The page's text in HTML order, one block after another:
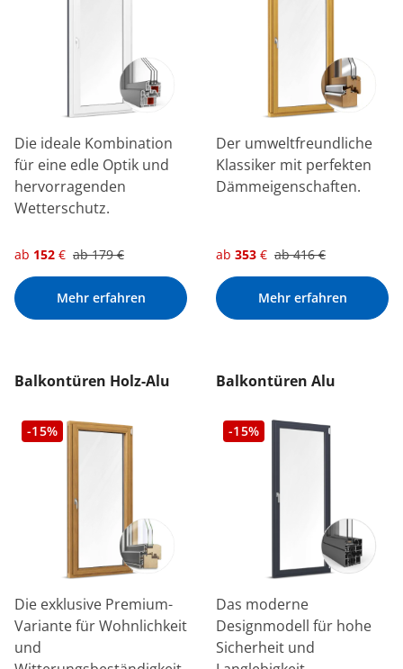
Die ideale Kombination
für eine edle Optik und
hervorragenden
Wetterschutz.
ab 152 € ab179€
Mehr erfahren
Der umweltfreundliche
Klassiker mit perfekten
Dämmeigenschaften.
ab 353 € ab416€
Mehr erfahren
Balkontüren Holz-Alu
-15%
Die exklusive Premium-
Variante für Wohnlichkeit
und
Balkontüren Alu
-15%
Das moderne
Designmodell für hohe
Sicherheit und